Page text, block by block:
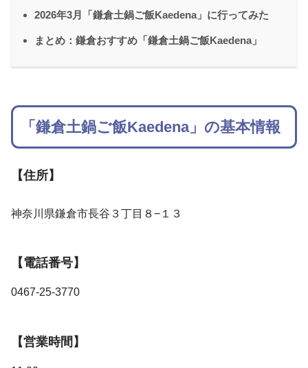
2026年3月「鎌倉土鍋ご飯Kaedena」に行ってみた
まとめ：鎌倉おすすめ「鎌倉土鍋ご飯Kaedena」
「鎌倉土鍋ご飯Kaedena」の基本情報
【住所】
神奈川県鎌倉市長谷３丁目８−１３
【電話番号】
0467-25-3770
【営業時間】